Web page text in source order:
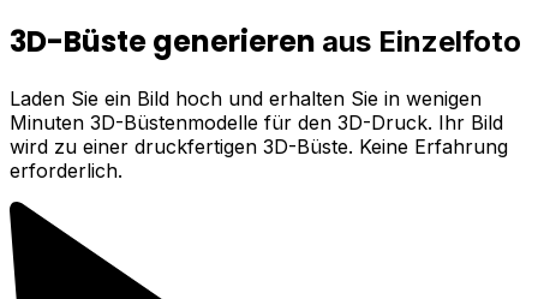
3D-Büste generieren aus Einzelfoto
Laden Sie ein Bild hoch und erhalten Sie in wenigen
Minuten 3D-Büstenmodelle für den 3D-Druck. Ihr Bild
wird zu einer druckfertigen 3D-Büste. Keine Erfahrung
erforderlich.